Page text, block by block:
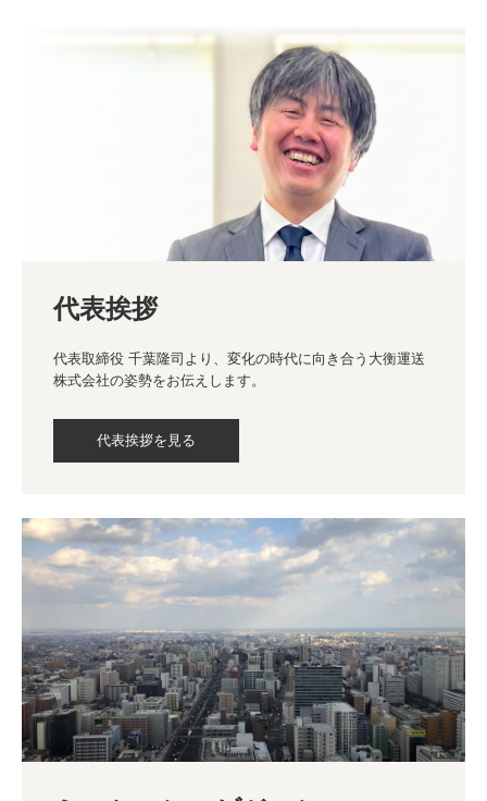
代表挨拶
代表取締役 千葉隆司より、変化の時代に向き合う大衡運送
株式会社の姿勢をお伝えします。
代表挨拶を見る